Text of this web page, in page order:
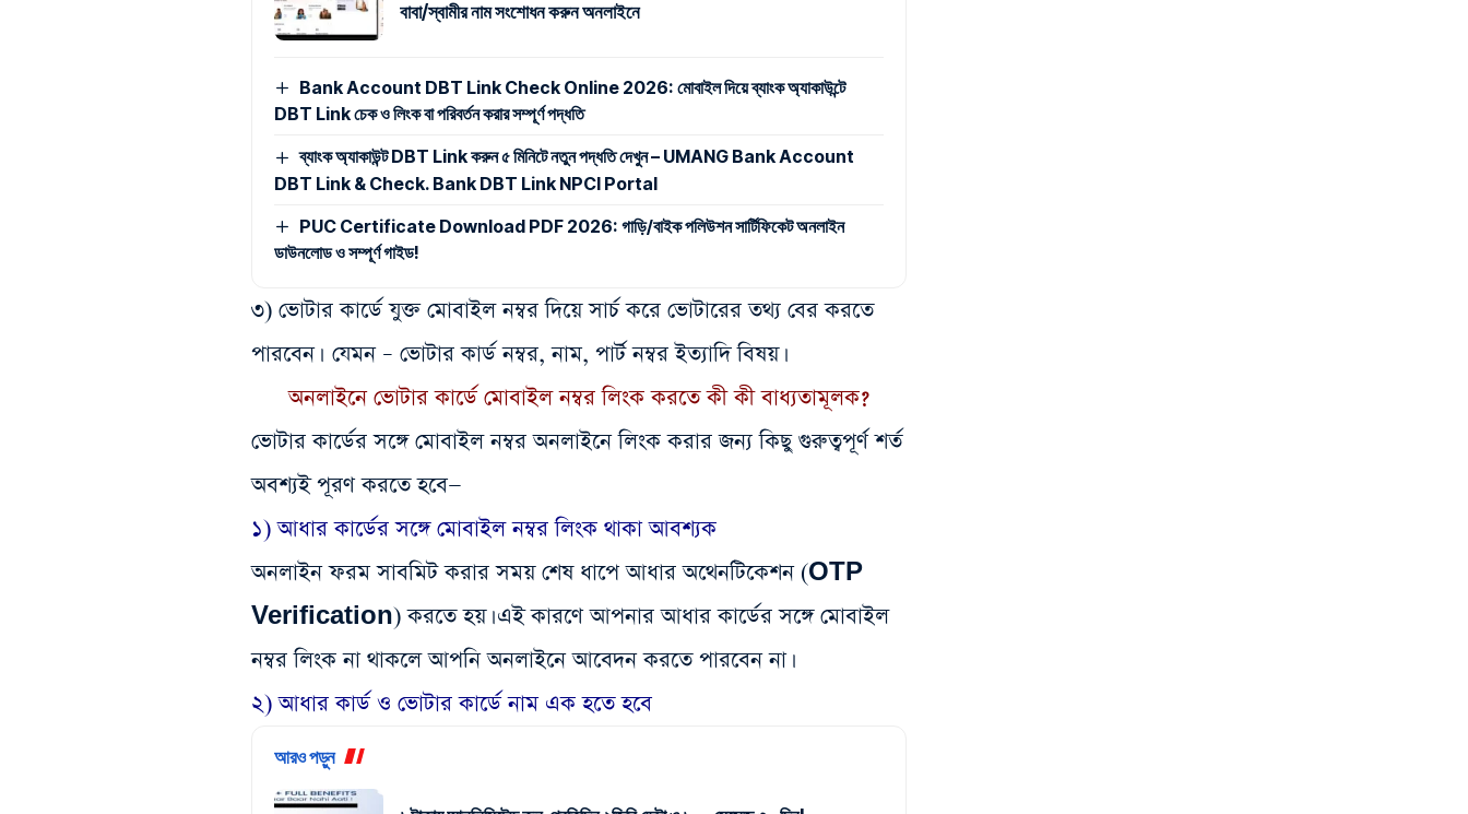
বাবা/স্বামীর নাম সংশোধন করুন অনলাইনে
Bank Account DBT Link Check Online 2026: মোবাইল দিয়ে ব্যাংক অ্যাকাউন্টে
DBT Link চেক ও লিংক বা পরিবর্তন করার সম্পূর্ণ পদ্ধতি
ব্যাংক অ্যাকাউন্ট DBT Link করুন ৫ মিনিটে নতুন পদ্ধতি দেখুন – UMANG Bank Account
DBT Link & Check. Bank DBT Link NPCI Portal
PUC Certificate Download PDF 2026: গাড়ি/বাইক পলিউশন সার্টিফিকেট অনলাইন
ডাউনলোড ও সম্পূর্ণ গাইড!
৩) ভোটার কার্ডে যুক্ত মোবাইল নম্বর দিয়ে সার্চ করে ভোটারের তথ্য বের করতে
পারবেন। যেমন – ভোটার কার্ড নম্বর, নাম, পার্ট নম্বর ইত্যাদি বিষয়।
অনলাইনে ভোটার কার্ডে মোবাইল নম্বর লিংক করতে কী কী বাধ্যতামূলক?
ভোটার কার্ডের সঙ্গে মোবাইল নম্বর অনলাইনে লিংক করার জন্য কিছু গুরুত্বপূর্ণ শর্ত
অবশ্যই পূরণ করতে হবে—
১️) আধার কার্ডের সঙ্গে মোবাইল নম্বর লিংক থাকা আবশ্যক
অনলাইন ফরম সাবমিট করার সময় শেষ ধাপে আধার অথেনটিকেশন (OTP
Verification) করতে হয়। এই কারণে আপনার আধার কার্ডের সঙ্গে মোবাইল
নম্বর লিংক না থাকলে আপনি অনলাইনে আবেদন করতে পারবেন না।
২️) আধার কার্ড ও ভোটার কার্ডে নাম এক হতে হবে
আরও পড়ুন